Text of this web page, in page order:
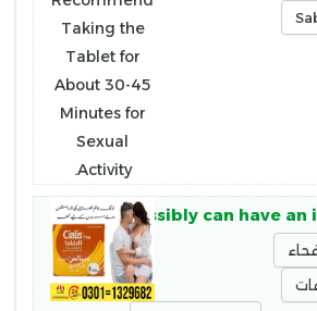
then you possibly can have an